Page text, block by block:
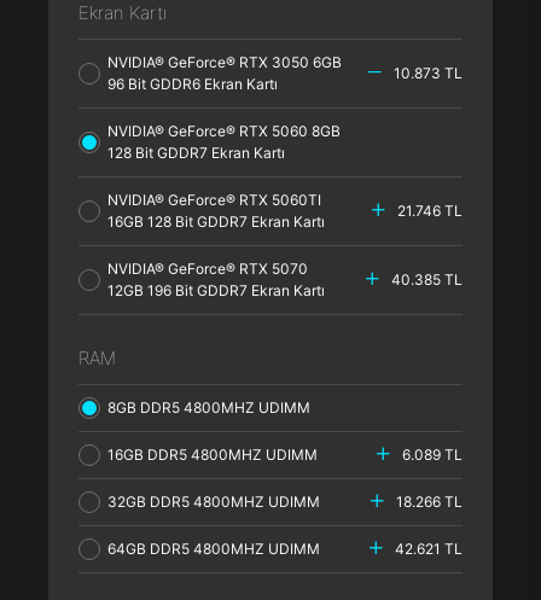
Ekran Kartı
NVIDIA® GeForce® RTX 3050 6GB
96 Bit GDDR6 Ekran Kartı
10.873 TL
NVIDIA® GeForce® RTX 5060 8GB
128 Bit GDDR7 Ekran Kartı
NVIDIA® GeForce® RTX 5060TI
16GB 128 Bit GDDR7 Ekran Kartı
21.746 TL
NVIDIA® GeForce® RTX 5070
12GB 196 Bit GDDR7 Ekran Kartı
40.385 TL
RAM
8GB DDR5 4800MHZ UDIMM
16GB DDR5 4800MHZ UDIMM 6.089 TL
32GB DDR5 4800MHZ UDIMM 18.266 TL
64GB DDR5 4800MHZ UDIMM 42.621 TL